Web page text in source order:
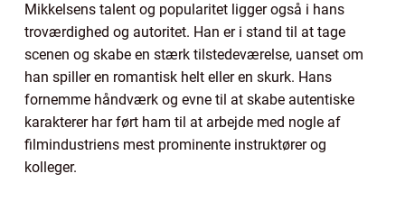
Mikkelsens talent og popularitet ligger også i hans
troværdighed og autoritet. Han er i stand til at tage
scenen og skabe en stærk tilstedeværelse, uanset om
han spiller en romantisk helt eller en skurk. Hans
fornemme håndværk og evne til at skabe autentiske
karakterer har ført ham til at arbejde med nogle af
filmindustriens mest prominente instruktører og
kolleger.